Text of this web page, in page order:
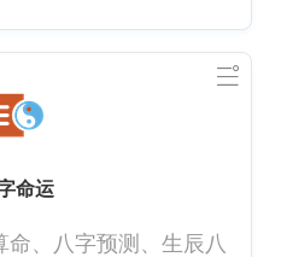
版
命运
命、八字预测、生辰八